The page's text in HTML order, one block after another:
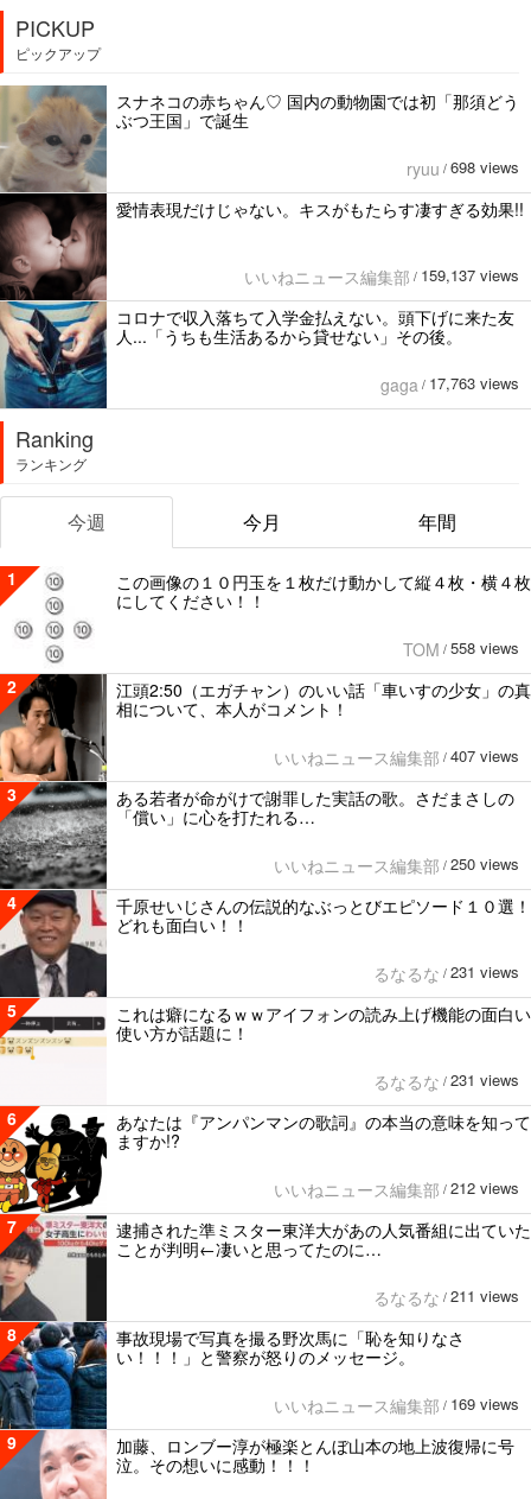
PICKUP
ピックアップ
スナネコの赤ちゃん♡ 国内の動物園では初「那須どう
ぶつ王国」で誕生
ryuu / 698 views
愛情表現だけじゃない。キスがもたらす凄すぎる効果!!
いいねニュース編集部 / 159,137 views
コロナで収入落ちて入学金払えない。頭下げに来た友
人...「うちも生活あるから貸せない」その後。
gaga / 17,763 views
Ranking
ランキング
今週 今月 年間
1
この画像の１０円玉を１枚だけ動かして縦４枚・横４枚
にしてください！！
TOM / 558 views
2
江頭2:50（エガチャン）のいい話「車いすの少女」の真
相について、本人がコメント！
いいねニュース編集部 / 407 views
3
ある若者が命がけで謝罪した実話の歌。さだまさしの
「償い」に心を打たれる…
いいねニュース編集部 / 250 views
4
千原せいじさんの伝説的なぶっとびエピソード１０選！
どれも面白い！！
るなるな / 231 views
5
これは癖になるｗｗアイフォンの読み上げ機能の面白い
使い方が話題に！
るなるな / 231 views
6
あなたは『アンパンマンの歌詞』の本当の意味を知って
ますか!?
いいねニュース編集部 / 212 views
7
逮捕された準ミスター東洋大があの人気番組に出ていた
ことが判明←凄いと思ってたのに…
るなるな / 211 views
8
事故現場で写真を撮る野次馬に「恥を知りなさ
い！！！」と警察が怒りのメッセージ。
いいねニュース編集部 / 169 views
9
加藤、ロンブー淳が極楽とんぼ山本の地上波復帰に号
泣。その想いに感動！！！